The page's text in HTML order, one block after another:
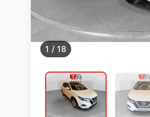
1 / 18